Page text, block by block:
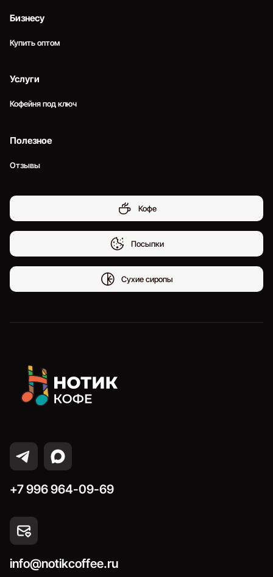
Бизнесу
Купить оптом
Услуги
Кофейня под ключ
Полезное
Отзывы
Кофе
Посыпки
Сухие сиропы
+7 996 964-09-69
info@notikcoffee.ru